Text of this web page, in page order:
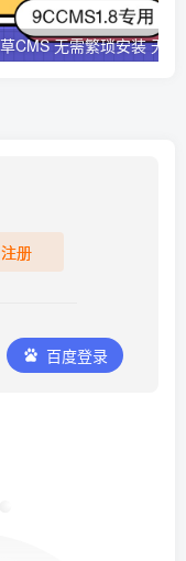
注册
百度登录